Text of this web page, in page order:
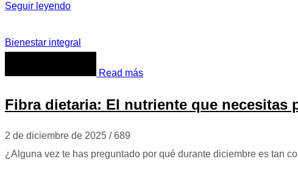
Seguir leyendo
Bienestar integral
Read más
Fibra dietaria: El nutriente que necesitas
2 de diciembre de 2025 / 689
¿Alguna vez te has preguntado por qué durante diciembre es tan